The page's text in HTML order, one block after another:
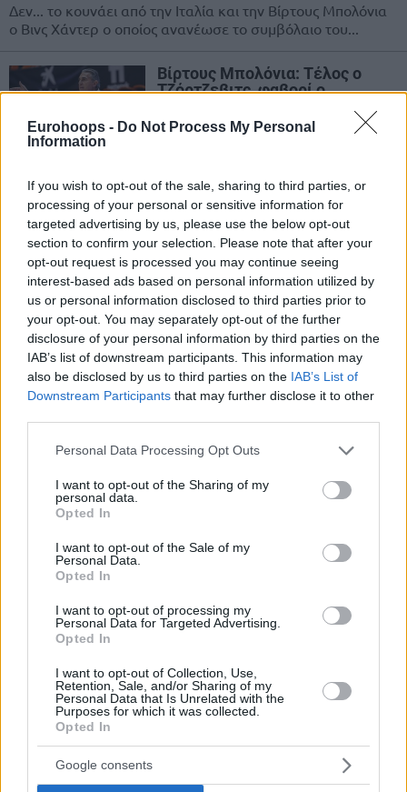
Eurohoops - Do Not Process My Personal
Information
If you wish to opt-out of the sale, sharing to third parties, or
processing of your personal or sensitive information for
targeted advertising by us, please use the below opt-out
section to confirm your selection. Please note that after your
opt-out request is processed you may continue seeing
interest-based ads based on personal information utilized by
us or personal information disclosed to third parties prior to
your opt-out. You may separately opt-out of the further
disclosure of your personal information by third parties on the
IAB’s list of downstream participants. This information may
also be disclosed by us to third parties on the IAB’s List of
Downstream Participants that may further disclose it to other
Please note that this website/app uses one or more Google
not limited to your visit or usage behaviour. You may click to
grant or deny consent to Google and its third-party tags to
use your data for below specified purposes in below Google
consent section.
Personal Data Processing Opt Outs
I want to opt-out of the Sharing of my
personal data.
Opted In
I want to opt-out of the Sale of my
Personal Data.
Opted In
I want to opt-out of processing my
Personal Data for Targeted Advertising.
Opted In
I want to opt-out of Collection, Use,
Retention, Sale, and/or Sharing of my
Personal Data that Is Unrelated with the
Purposes for which it was collected.
Opted In
Google consents
Δεν... το κουνάει από την Ιταλία και την Βίρτους Μπολόνια
ο Βινς Χάντερ ο οποίος ανανέωσε το συμβόλαιο του...
Βίρτους Μπολόνια: Τέλος ο
Τζόρτζεβιτς, φαβορί ο
15/JUN/21 12:58
από 20 χρόνια η Βίρτους Μπολόνια αναζητάει τον νέο της
προπονητή καθώς...
CEO Βίρτους για Τεόντοσιτς:
“Μπορεί να τελειώσει τη
καριέρα του στην Μπολόνια”
15/JUN/21 09:35
Για το μέλλον του Μίλος Τεόντοσιτς στην Βίρτους Μπολόνια
και τα επόμενα χρόνια μίλησε μέσω δηλώσεων του ο CEO...
Βίρτους Μπολόνια: ΞΑΝΑ στη
11/JUN/21 20:52
Η Βίρτους Μπολόνια κέρδισε και το game 4 των τελικών
του ιταλικού πρωταθλήματος κόντρα στη Μιλάνο με 73-62
πρωτάθλημα 20 χρόνια μετά!
07/JUN/21 22:43
πόσο θέλει και πόσο ικανή είναι να κατακτήσει το
πρωτάθλημα...
Ευρωλίγκα: Tα μεγάλα φαβορί
που… απέτυχαν σε Final Four!